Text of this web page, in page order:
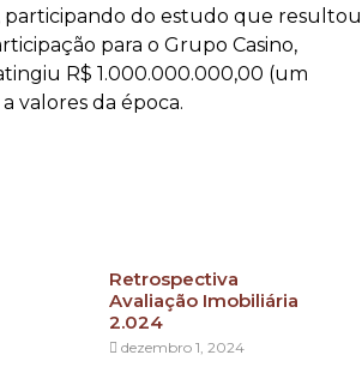
participando do estudo que resultou
para o Grupo Casino,
R$ 1.000.000.000,00 (um
valores da época.
Retrospectiva
Avaliação Imobiliária
2.024
dezembro 1, 2024